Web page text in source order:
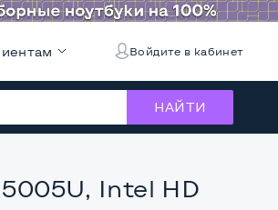
Войдите в кабинет
НАЙТИ
Intel HD